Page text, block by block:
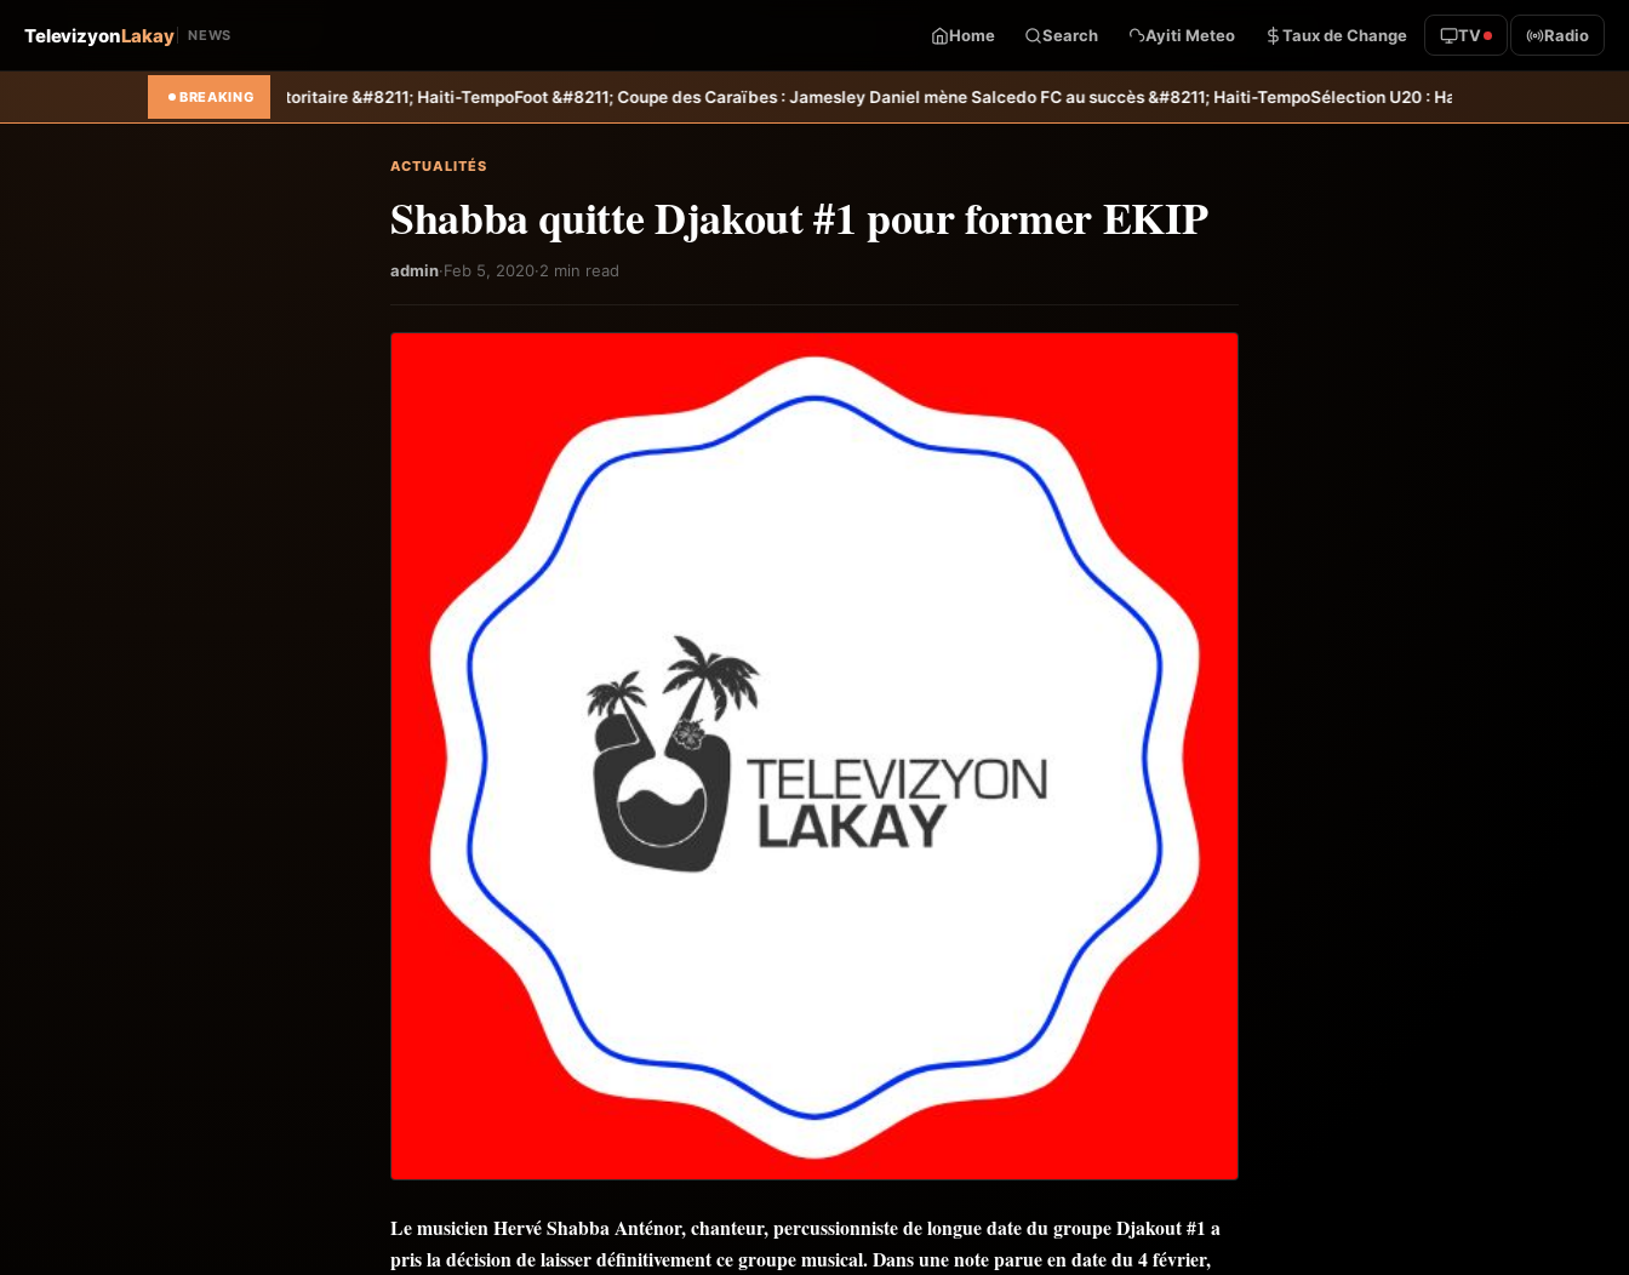
TelevizyonLakay NEWS Home Search Ayiti Meteo Taux de Change TV Radio
BREAKING
autoritaire &#8211; Haiti-TempoFoot &#8211; Coupe des Caraïbes : Jamesley Daniel mène Salcedo FC au succès &#8211; Haiti-TempoSélection U20 : Haïti s’incline aux tirs au but et dit adieu à la
ACTUALITÉS
Shabba quitte Djakout #1 pour former EKIP
admin·Feb 5, 2020·2 min read
Le musicien Hervé Shabba Anténor, chanteur, percussionniste de longue date du groupe Djakout #1 a
pris la décision de laisser définitivement ce groupe musical. Dans une note parue en date du 4 février,